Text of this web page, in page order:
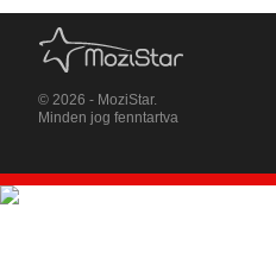
© 2026 - MoziStar.
Minden jog fenntartva